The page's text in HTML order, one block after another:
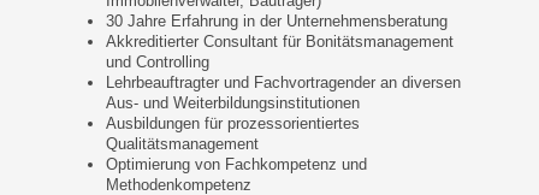
30 Jahre Erfahrung in der Unternehmensberatung
Akkreditierter Consultant für Bonitätsmanagement
und Controlling
Lehrbeauftragter und Fachvortragender an diversen
Aus- und Weiterbildungsinstitutionen
Ausbildungen für prozessorientiertes
Qualitätsmanagement
Optimierung von Fachkompetenz und
Methodenkompetenz